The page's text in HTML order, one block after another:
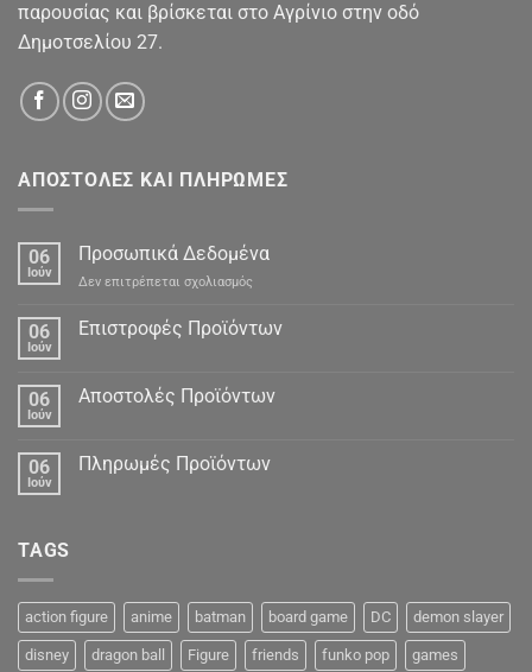
παρουσίας και βρίσκεται στο Αγρίνιο στην οδό
Δημοτσελίου 27.
ΑΠΟΣΤΟΛΕΣ ΚΑΙ ΠΛΗΡΩΜΕΣ
06
Ιούν
Προσωπικά Δεδομένα
Δεν επιτρέπεται σχολιασμός
Δεδομένα
06
Ιούν
Επιστροφές Προϊόντων
06
Ιούν
Αποστολές Προϊόντων
06
Ιούν
Πληρωμές Προϊόντων
TAGS
action figure anime batman board game DC demon slayer
disney dragon ball Figure friends funko pop games